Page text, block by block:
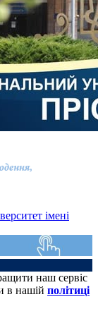
імені
наш сервіс
в нашій політиці